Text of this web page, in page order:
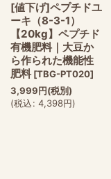
[値下げ]ペプチドユ
ーキ（8-3-1）
【20kg】ペプチド
有機肥料｜大豆か
ら作られた機能性
肥料 [TBG-PT020]
3,999円(税別)
(税込: 4,398円)